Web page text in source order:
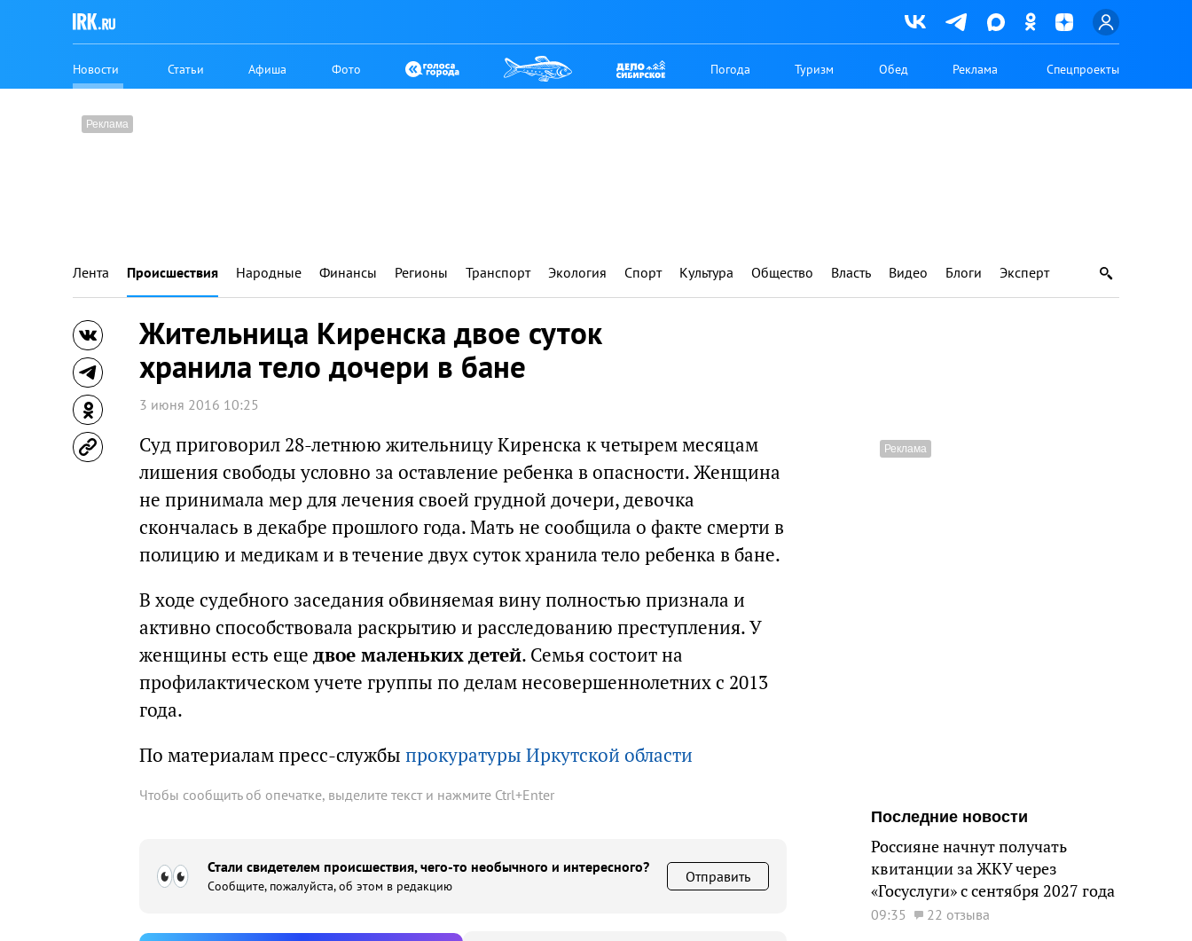
Новости Статьи Афиша Фото Погода Туризм Обед Реклама Спецпроекты
Лента Происшествия Народные Финансы Регионы Транспорт Экология Спорт Культура Общество Власть Видео Блоги Эксперт
Жительница Киренска двое суток
хранила тело дочери в бане
3 июня 2016 10:25
Суд приговорил 28-летнюю жительницу Киренска к четырем месяцам
лишения свободы условно за оставление ребенка в опасности. Женщина
не принимала мер для лечения своей грудной дочери, девочка
скончалась в декабре прошлого года. Мать не сообщила о факте смерти в
полицию и медикам и в течение двух суток хранила тело ребенка в бане.
В ходе судебного заседания обвиняемая вину полностью признала и
активно способствовала раскрытию и расследованию преступления. У
женщины есть еще двое маленьких детей. Семья состоит на
профилактическом учете группы по делам несовершеннолетних с 2013
года.
По материалам пресс-службы прокуратуры Иркутской области
Чтобы сообщить об опечатке, выделите текст и нажмите Ctrl+Enter
Стали свидетелем происшествия, чего-то необычного и интересного?
Сообщите, пожалуйста, об этом в редакцию
Отправить
Последние новости
Россияне начнут получать
квитанции за ЖКУ через
«Госуслуги» с сентября 2027 года
09:35 22 отзыва